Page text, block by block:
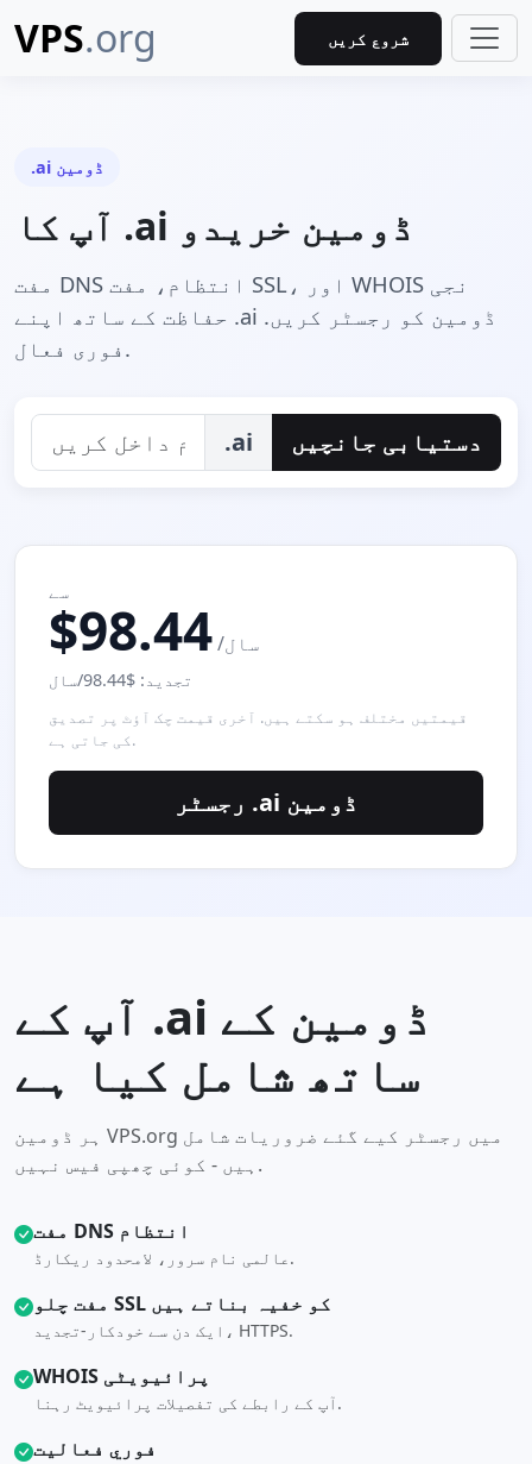
VPS.org شروع کریں
.ai ڈومين
آپ کا .ai ڈومین خریدو
مفت DNS انتظام، مفت SSL، اور WHOIS نجی
حفاظت کے ساتھ اپنے .ai ڈومین کو رجسٹر کریں.
فوری فعال.
.ai دستیابی جانچیں
سے
$98.44 /سال
تجدید: $98.44/سال
قیمتیں مختلف ہو سکتے ہیں. آخری قیمت چک آؤٹ پر تصدیق
کی جاتی ہے.
رجسٹر .ai ڈومین
آپ کے .ai ڈومین کے
ساتھ شامل کیا ہے
ہر ڈومین VPS.org میں رجسٹر کیے گئے ضروریات شامل
ہیں - کوئی چھپی فیس نہیں.
مفت DNS انتظام
عالمی نام سرور، لامحدود ریکارڈ.
مفت چلو SSL کو خفیہ بناتے ہیں
ایک دن سے خودکار-تجدید، HTTPS.
WHOIS پرائیویٹی
آپ کے رابطے کی تفصیلات پرائیویٹ رہنا.
فوري فعاليت